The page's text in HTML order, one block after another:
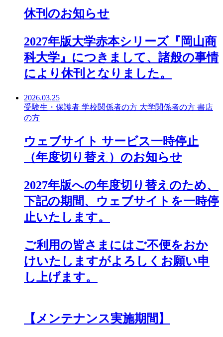
休刊のお知らせ
2027年版大学赤本シリーズ『岡山商
科大学』につきまして、諸般の事情
により休刊となりました。
2026.03.25
受験生・保護者 学校関係者の方 大学関係者の方 書店
の方
ウェブサイト サービス一時停止
（年度切り替え）のお知らせ
2027年版への年度切り替えのため、
下記の期間、ウェブサイトを一時停
止いたします。
ご利用の皆さまにはご不便をおか
けいたしますがよろしくお願い申
し上げます。
【メンテナンス実施期間】